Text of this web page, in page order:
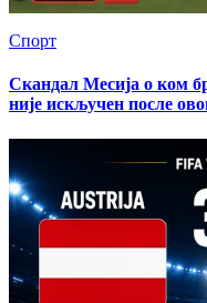
Спорт
Скандал Месија о ком
није искључен после